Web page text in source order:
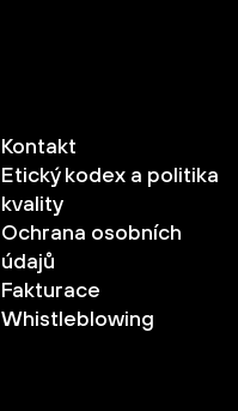
Kontakt
Etický kodex a politika
kvality
Ochrana osobních
údajů
Fakturace
Whistleblowing